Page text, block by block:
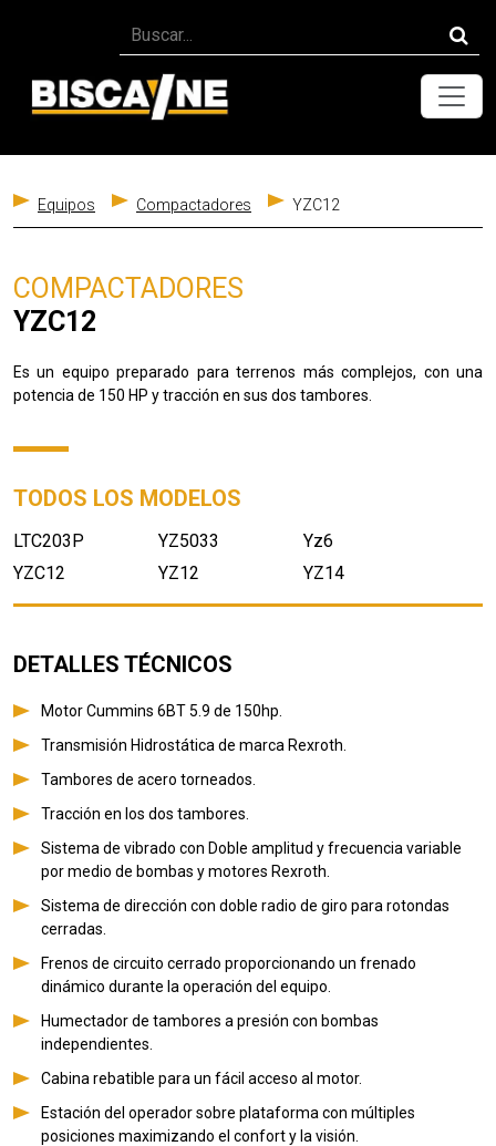
Equipos Compactadores YZC12
COMPACTADORES
YZC12
Es un equipo preparado para terrenos más complejos, con una
potencia de 150 HP y tracción en sus dos tambores.
TODOS LOS MODELOS
LTC203P YZ5033
Yz6
YZC12
YZ12 YZ14
DETALLES TÉCNICOS
Motor Cummins 6BT 5.9 de 150hp.
Transmisión Hidrostática de marca Rexroth.
Tambores de acero torneados.
Tracción en los dos tambores.
Sistema de vibrado con Doble amplitud y frecuencia variable
por medio de bombas y motores Rexroth.
Sistema de dirección con doble radio de giro para rotondas
cerradas.
Frenos de circuito cerrado proporcionando un frenado
dinámico durante la operación del equipo.
Humectador de tambores a presión con bombas
independientes.
Cabina rebatible para un fácil acceso al motor.
Estación del operador sobre plataforma con múltiples
posiciones maximizando el confort y la visión.